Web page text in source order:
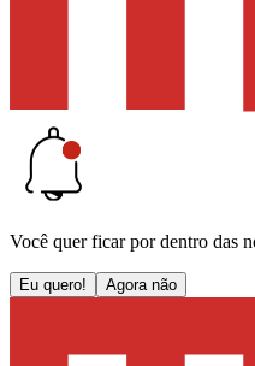
Você quer ficar por dentro das
Eu quero! Agora não